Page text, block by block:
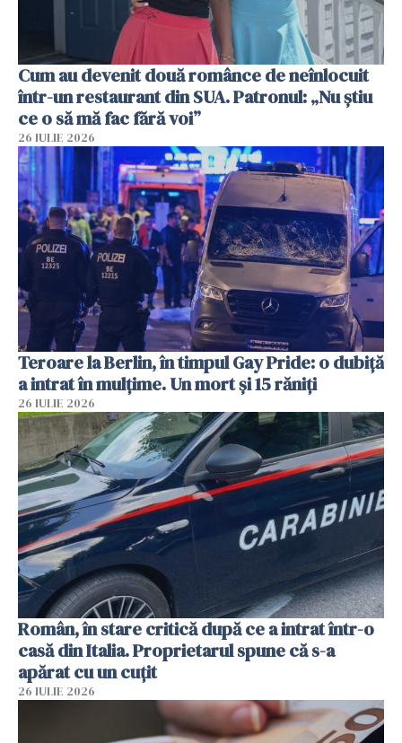
Cum au devenit două românce de neînlocuit
într-un restaurant din SUA. Patronul: „Nu știu
ce o să mă fac fără voi”
26 IULIE 2026
Teroare la Berlin, în timpul Gay Pride: o dubiță
a intrat în mulțime. Un mort și 15 răniți
26 IULIE 2026
Român, în stare critică după ce a intrat într-o
casă din Italia. Proprietarul spune că s-a
apărat cu un cuțit
26 IULIE 2026